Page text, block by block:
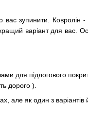
зупинити. Ковролін -
варіант для вас.
для підлогового
дорого ).
але як один з варіантів